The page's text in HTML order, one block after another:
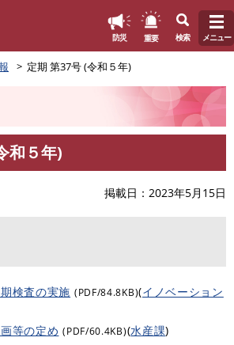
防災 重要 検索 メニュー
定期 第37号 (令和５年)
和５年)
掲載日 2023年5月15日
検査の実施 (PDF/84.8KB)(イノベーション
等の定め (PDF/60.4KB)(水産課)